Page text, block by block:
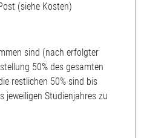
(siehe Kosten)
sind (nach erfolgter
50% des gesamten
restlichen 50% sind bis
jeweiligen Studienjahres zu